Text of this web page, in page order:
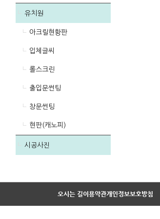
유치원
아크릴현황판
입체글씨
롤스크린
출입문썬팅
창문썬팅
현판(캐노피)
시공사진
오시는 길이용약관개인정보보호방침